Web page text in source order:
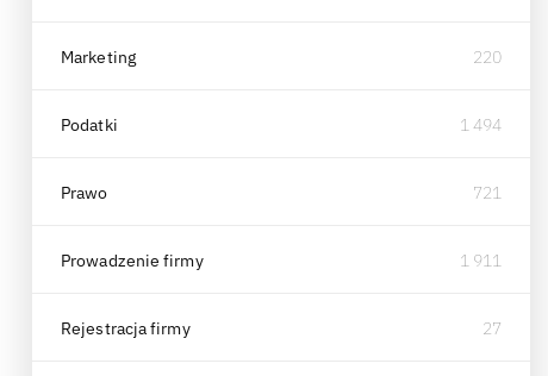
Marketing 220
Podatki 1 494
Prawo 721
Prowadzenie firmy 1 911
Rejestracja firmy 27